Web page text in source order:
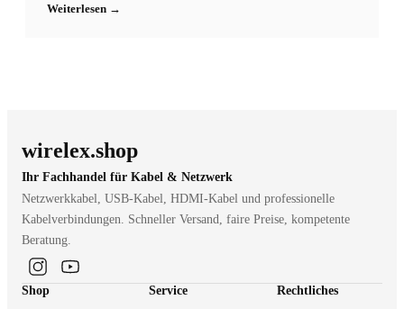
Weiterlesen →
wirelex.shop
Ihr Fachhandel für Kabel & Netzwerk
Netzwerkkabel, USB-Kabel, HDMI-Kabel und professionelle
Kabelverbindungen. Schneller Versand, faire Preise, kompetente
Beratung.
Shop
Service
Rechtliches